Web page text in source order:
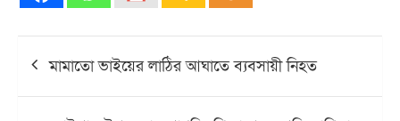
navigation
মামাতো ভাইয়ের লাঠির আঘাতে ব্যবসায়ী নিহত